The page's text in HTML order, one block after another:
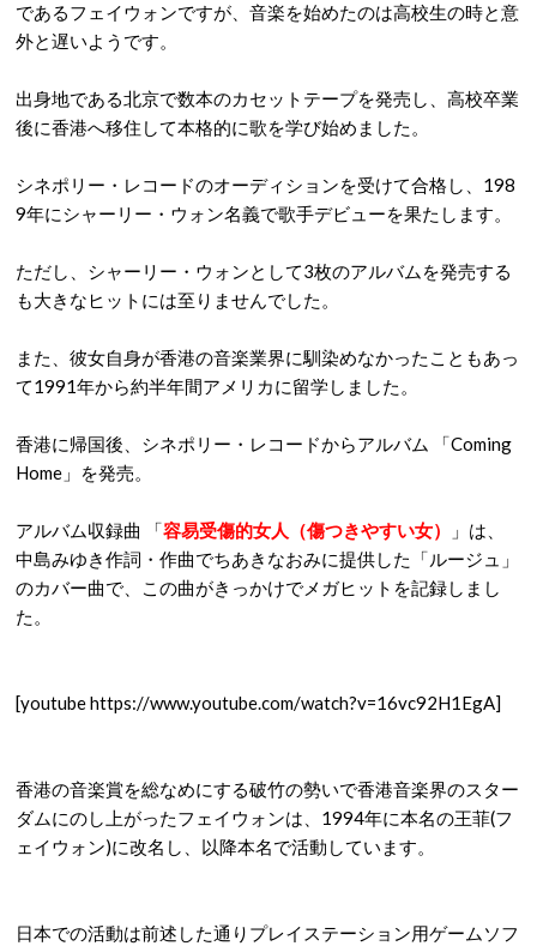
であるフェイウォンですが、音楽を始めたのは高校生の時と意
外と遅いようです。
出身地である北京で数本のカセットテープを発売し、高校卒業
後に香港へ移住して本格的に歌を学び始めました。
シネポリー・レコードのオーディションを受けて合格し、198
9年にシャーリー・ウォン名義で歌手デビューを果たします。
ただし、シャーリー・ウォンとして3枚のアルバムを発売する
も大きなヒットには至りませんでした。
また、彼女自身が香港の音楽業界に馴染めなかったこともあっ
て1991年から約半年間アメリカに留学しました。
香港に帰国後、シネポリー・レコードからアルバム 「Coming
Home」を発売。
アルバム収録曲 「容易受傷的女人（傷つきやすい女）
」は、
中島みゆき作詞・作曲でちあきなおみに提供した「ルージュ」
のカバー曲で、この曲がきっかけでメガヒットを記録しまし
た。
[youtube https://www.youtube.com/watch?v=16vc92H1EgA]
香港の音楽賞を総なめにする破竹の勢いで香港音楽界のスター
ダムにのし上がったフェイウォンは、1994年に本名の王菲(フ
ェイウォン)に改名し、以降本名で活動しています。
日本での活動は前述した通りプレイステーション用ゲームソフ